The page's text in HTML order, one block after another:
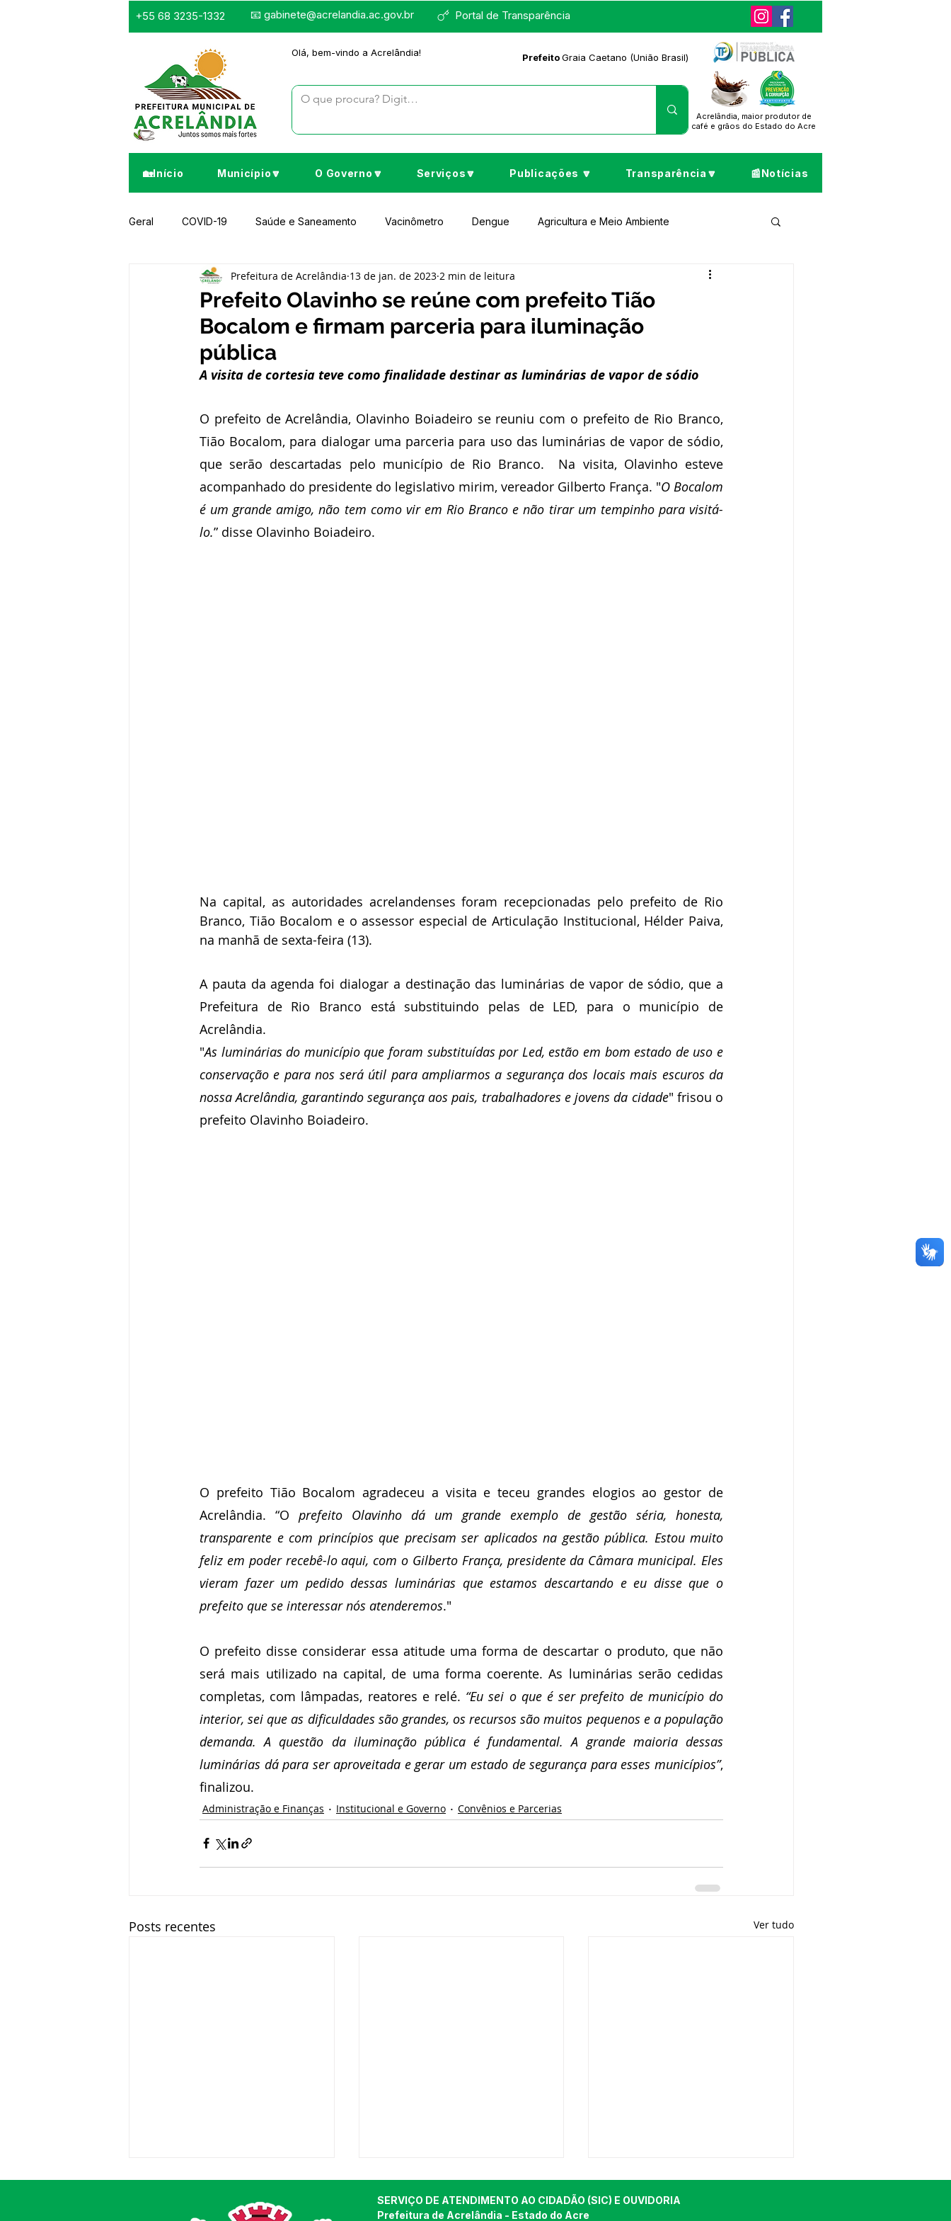
Portal de Transparência
+55 68 3235-1332 📧 gabinete@acrelandia.ac.gov.br
Olá, bem-vindo a Acrelândia! PrefeitoGraia Caetano (União Brasil)
Acrelândia, maior produtor de
café e grãos do Estado do Acre
🏡Início Município🔽 O Governo🔽 Serviços🔽 Publicações 🔽 Transparência🔽 📰Notícias
Geral COVID-19 Saúde e Saneamento Vacinômetro Dengue Agricultura e Meio Ambiente
Infraestrutura e Obras Desporto Cultura e Lazer Educação Assistência Social
Administração e Finanças Institucional e Governo Expoacrelandia Notas e Comunicado
Avisos e Convites Emenda Parlamentar Vigilância Sanitária Casa Civil Ordem de Serviço Comunicado
Esporte Processo seletivo Nota de esclarecimento
Prefeito Olavinho se reúne com prefeito Tião
Bocalom e firmam parceria para iluminação
pública
Prefeitura de Acrelândia 13 de jan. de 2023 2 min de leitura
A visita de cortesia teve como finalidade destinar as luminárias de vapor de sódio
O prefeito de Acrelândia, Olavinho Boiadeiro se reuniu com o prefeito de Rio Branco,
Tião Bocalom, para dialogar uma parceria para uso das luminárias de vapor de sódio,
que serão descartadas pelo município de Rio Branco.  Na visita, Olavinho esteve
acompanhado do presidente do legislativo mirim, vereador Gilberto França. "O Bocalom
é um grande amigo, não tem como vir em Rio Branco e não tirar um tempinho para visitá-
lo.” disse Olavinho Boiadeiro.
Na capital, as autoridades acrelandenses foram recepcionadas pelo prefeito de Rio
Branco, Tião Bocalom e o assessor especial de Articulação Institucional, Hélder Paiva,
na manhã de sexta-feira (13).
A pauta da agenda foi dialogar a destinação das luminárias de vapor de sódio, que a
Prefeitura de Rio Branco está substituindo pelas de LED, para o município de
Acrelândia.
"As luminárias do município que foram substituídas por Led, estão em bom estado de uso e
conservação e para nos será útil para ampliarmos a segurança dos locais mais escuros da
nossa Acrelândia, garantindo segurança aos pais, trabalhadores e jovens da cidade" frisou o
prefeito Olavinho Boiadeiro.
O prefeito Tião Bocalom agradeceu a visita e teceu grandes elogios ao gestor de
Acrelândia. “O prefeito Olavinho dá um grande exemplo de gestão séria, honesta,
transparente e com princípios que precisam ser aplicados na gestão pública. Estou muito
feliz em poder recebê-lo aqui, com o Gilberto França, presidente da Câmara municipal. Eles
vieram fazer um pedido dessas luminárias que estamos descartando e eu disse que o
prefeito que se interessar nós atenderemos."
O prefeito disse considerar essa atitude uma forma de descartar o produto, que não
será mais utilizado na capital, de uma forma coerente. As luminárias serão cedidas
completas, com lâmpadas, reatores e relé. “Eu sei o que é ser prefeito de município do
interior, sei que as dificuldades são grandes, os recursos são muitos pequenos e a população
demanda. A questão da iluminação pública é fundamental. A grande maioria dessas
luminárias dá para ser aproveitada e gerar um estado de segurança para esses municípios”,
finalizou.
Administração e Finanças Institucional e Governo Convênios e Parcerias
Posts recentes Ver tudo
SERVIÇO DE ATENDIMENTO AO CIDADÃO (SIC) E OUVIDORIA
Prefeitura de Acrelândia - Estado do Acre